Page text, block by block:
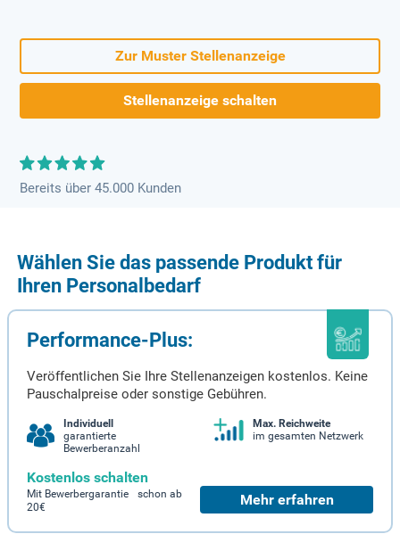
Zur Muster Stellenanzeige
Stellenanzeige schalten
Bereits über 45.000 Kunden
Wählen Sie das passende Produkt für
Ihren Personalbedarf
Performance-Plus:
Veröffentlichen Sie Ihre Stellenanzeigen kostenlos. Keine
Pauschalpreise oder sonstige Gebühren.
Individuell
garantierte
Bewerberanzahl
Max. Reichweite
im gesamten Netzwerk
Kostenlos schalten
Mit Bewerbergarantie schon ab
20€
Mehr erfahren